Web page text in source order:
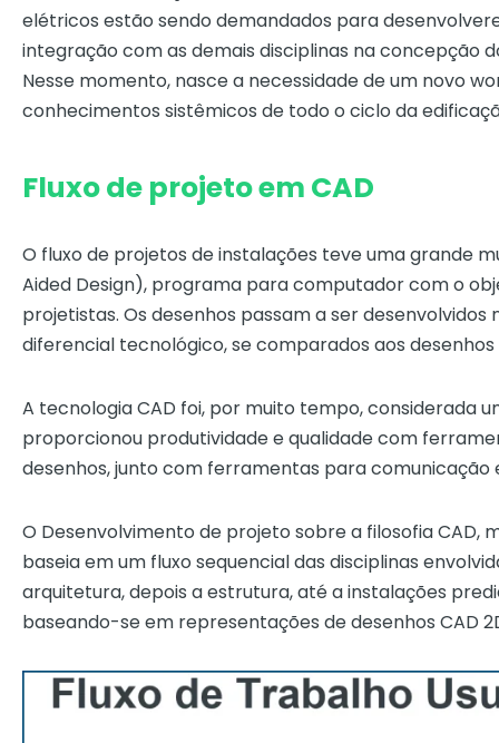
elétricos estão sendo demandados para
integração com as demais disciplinas na concepção
Nesse momento, nasce a necessidade de um novo
conhecimentos sistêmicos de todo o ciclo da
Fluxo de projeto em CAD
O fluxo de projetos de instalações teve uma grande
Aided Design), programa para computador com o
projetistas. Os desenhos passam a ser
diferencial tecnológico, se comparados aos
A tecnologia CAD foi, por muito tempo, considerada
proporcionou produtividade e qualidade com
desenhos, junto com ferramentas para
O Desenvolvimento de projeto sobre a filosofia CAD,
baseia em um fluxo sequencial das disciplinas
arquitetura, depois a estrutura, até a instalações
baseando-se em representações de desenhos CAD